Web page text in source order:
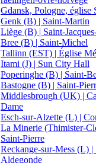
Gdansk, Pologne, église
Genk (B) | Saint-Martin
Liège (B) | Saint-
Bree (B) | Saint-Michel
Tallinn (EST) | Église
Itami (J) | Sun City Hall
Poperinghe (B) | Saint-
Bastogne (B) | Saint-
Middlesbrough (UK) |
Dame
Esch-sur-Alzette (L) |
La Minerie (Thimister-
Saint-Pierre
Reckange-sur-Mess (L) |
Aldegonde